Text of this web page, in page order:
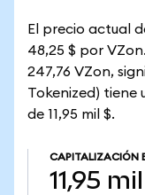
El precio actual
48,25 $ por
247,76 VZon,
Tokenized) tiene
de 11,95 mil $.
CAPITALIZACIÓN
11,95